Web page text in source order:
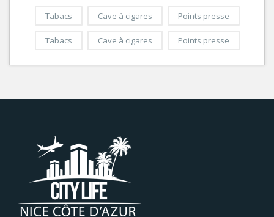
Tabacs Cave à cigares Points presse
Tabacs Cave à cigares Points presse